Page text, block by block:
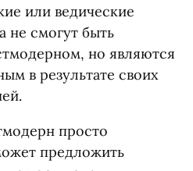
или ведические
не смогут быть
но являются
в результате своих
просто
предложить